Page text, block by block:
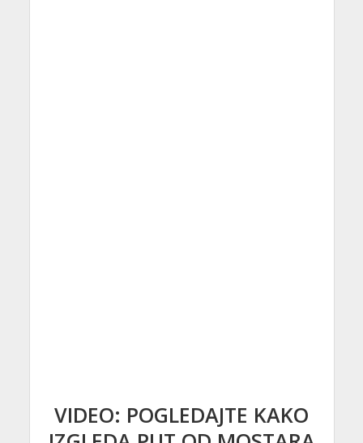
VIDEO: POGLEDAJTE KAKO